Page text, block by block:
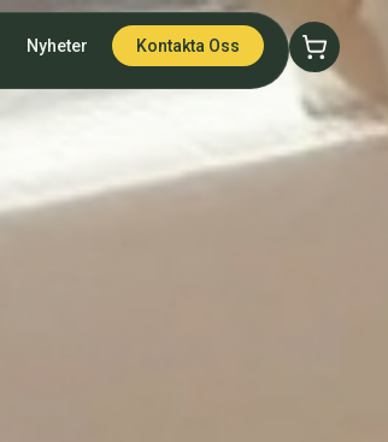
Nyheter Kontakta Oss